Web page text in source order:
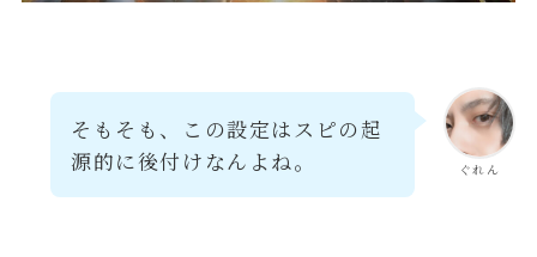
ぐれん
そもそも、この設定はスピの起
源的に後付けなんよね。